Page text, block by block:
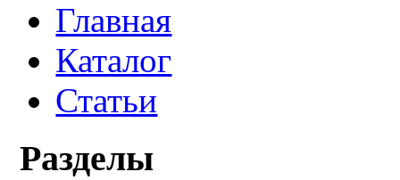
Главная
Каталог
Статьи
Разделы